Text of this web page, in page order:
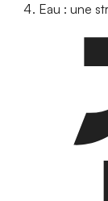
Eau : une